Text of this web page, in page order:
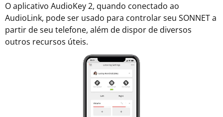
O aplicativo AudioKey 2, quando conectado ao
AudioLink, pode ser usado para controlar seu SONNET a
partir de seu telefone, além de dispor de diversos
outros recursos úteis.